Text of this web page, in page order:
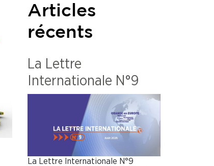
Articles
récents
La Lettre
Internationale N°9
La Lettre Internationale N°9